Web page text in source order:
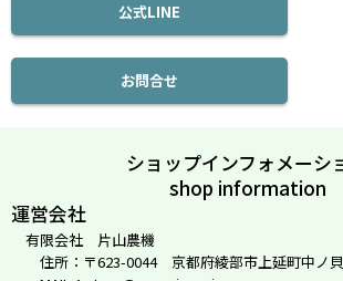
公式LINE
お問合せ
ショップインフォメーシ
shop information
運営会社
有限会社 片山農機
住所：〒623-0044 京都府綾部市上延町中ノ